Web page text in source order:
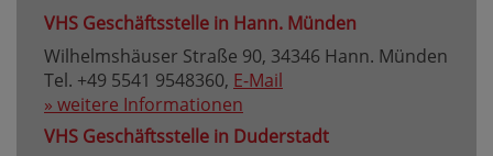
VHS Geschäftsstelle in Hann. Münden
Wilhelmshäuser Straße 90, 34346 Hann. Münden
Tel. +49 5541 9548360, E-Mail
» weitere Informationen
VHS Geschäftsstelle in Duderstadt